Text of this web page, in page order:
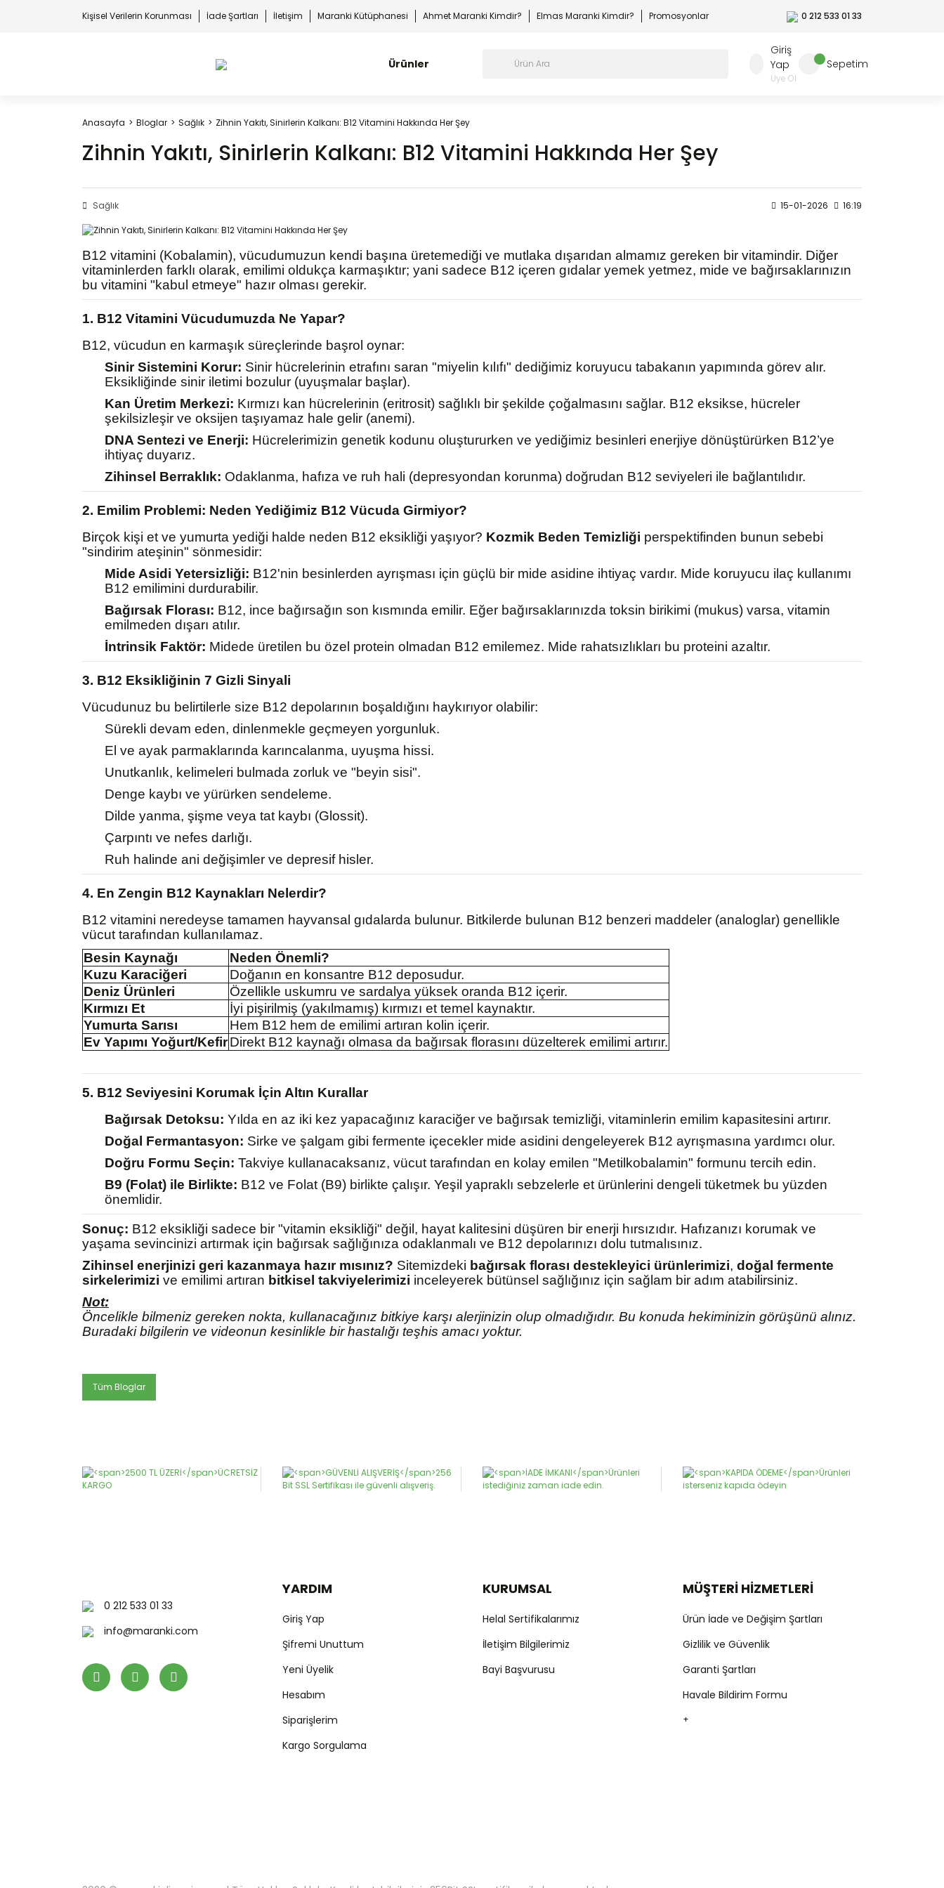
Kişisel Verilerin Korunması İade Şartları İletişim Maranki Kütüphanesi Ahmet Maranki Kimdir? Elmas Maranki Kimdir? Promosyonlar 0 212 533 01 33
Ürünler
Giriş
Yap
Üye Ol
Sepetim
Anasayfa Bloglar Sağlık Zihnin Yakıtı, Sinirlerin Kalkanı: B12 Vitamini Hakkında Her Şey
Zihnin Yakıtı, Sinirlerin Kalkanı: B12 Vitamini Hakkında Her Şey
Sağlık 15-01-2026 16:19
B12 vitamini (Kobalamin), vücudumuzun kendi başına üretemediği ve mutlaka dışarıdan almamız gereken bir vitamindir. Diğer
vitaminlerden farklı olarak, emilimi oldukça karmaşıktır; yani sadece B12 içeren gıdalar yemek yetmez, mide ve bağırsaklarınızın
bu vitamini "kabul etmeye" hazır olması gerekir.
1. B12 Vitamini Vücudumuzda Ne Yapar?
B12, vücudun en karmaşık süreçlerinde başrol oynar:
Sinir Sistemini Korur: Sinir hücrelerinin etrafını saran "miyelin kılıfı" dediğimiz koruyucu tabakanın yapımında görev alır.
Eksikliğinde sinir iletimi bozulur (uyuşmalar başlar).
Kan Üretim Merkezi: Kırmızı kan hücrelerinin (eritrosit) sağlıklı bir şekilde çoğalmasını sağlar. B12 eksikse, hücreler
şekilsizleşir ve oksijen taşıyamaz hale gelir (anemi).
DNA Sentezi ve Enerji: Hücrelerimizin genetik kodunu oluştururken ve yediğimiz besinleri enerjiye dönüştürürken B12’ye
ihtiyaç duyarız.
Zihinsel Berraklık: Odaklanma, hafıza ve ruh hali (depresyondan korunma) doğrudan B12 seviyeleri ile bağlantılıdır.
2. Emilim Problemi: Neden Yediğimiz B12 Vücuda Girmiyor?
Birçok kişi et ve yumurta yediği halde neden B12 eksikliği yaşıyor? Kozmik Beden Temizliği perspektifinden bunun sebebi
"sindirim ateşinin" sönmesidir:
Mide Asidi Yetersizliği: B12'nin besinlerden ayrışması için güçlü bir mide asidine ihtiyaç vardır. Mide koruyucu ilaç kullanımı
B12 emilimini durdurabilir.
Bağırsak Florası: B12, ince bağırsağın son kısmında emilir. Eğer bağırsaklarınızda toksin birikimi (mukus) varsa, vitamin
emilmeden dışarı atılır.
İntrinsik Faktör: Midede üretilen bu özel protein olmadan B12 emilemez. Mide rahatsızlıkları bu proteini azaltır.
3. B12 Eksikliğinin 7 Gizli Sinyali
Vücudunuz bu belirtilerle size B12 depolarının boşaldığını haykırıyor olabilir:
Sürekli devam eden, dinlenmekle geçmeyen yorgunluk.
El ve ayak parmaklarında karıncalanma, uyuşma hissi.
Unutkanlık, kelimeleri bulmada zorluk ve "beyin sisi".
Denge kaybı ve yürürken sendeleme.
Dilde yanma, şişme veya tat kaybı (Glossit).
Çarpıntı ve nefes darlığı.
Ruh halinde ani değişimler ve depresif hisler.
4. En Zengin B12 Kaynakları Nelerdir?
B12 vitamini neredeyse tamamen hayvansal gıdalarda bulunur. Bitkilerde bulunan B12 benzeri maddeler (analoglar) genellikle
vücut tarafından kullanılamaz.
Besin Kaynağı
Neden Önemli?
Kuzu Karaciğeri
Doğanın en konsantre B12 deposudur.
Deniz Ürünleri
Özellikle uskumru ve sardalya yüksek oranda B12 içerir.
Kırmızı Et
İyi pişirilmiş (yakılmamış) kırmızı et temel kaynaktır.
Yumurta Sarısı
Hem B12 hem de emilimi artıran kolin içerir.
Ev Yapımı Yoğurt/KefirDirekt B12 kaynağı olmasa da bağırsak florasını düzelterek emilimi artırır.
5. B12 Seviyesini Korumak İçin Altın Kurallar
Bağırsak Detoksu: Yılda en az iki kez yapacağınız karaciğer ve bağırsak temizliği, vitaminlerin emilim kapasitesini artırır.
Doğal Fermantasyon: Sirke ve şalgam gibi fermente içecekler mide asidini dengeleyerek B12 ayrışmasına yardımcı olur.
Doğru Formu Seçin: Takviye kullanacaksanız, vücut tarafından en kolay emilen "Metilkobalamin" formunu tercih edin.
B9 (Folat) ile Birlikte: B12 ve Folat (B9) birlikte çalışır. Yeşil yapraklı sebzelerle et ürünlerini dengeli tüketmek bu yüzden
önemlidir.
Sonuç: B12 eksikliği sadece bir "vitamin eksikliği" değil, hayat kalitesini düşüren bir enerji hırsızıdır. Hafızanızı korumak ve
yaşama sevincinizi artırmak için bağırsak sağlığınıza odaklanmalı ve B12 depolarınızı dolu tutmalısınız.
Zihinsel enerjinizi geri kazanmaya hazır mısınız? Sitemizdeki bağırsak florası destekleyici ürünlerimizi, doğal fermente
sirkelerimizi ve emilimi artıran bitkisel takviyelerimizi inceleyerek bütünsel sağlığınız için sağlam bir adım atabilirsiniz.
Not:
Öncelikle bilmeniz gereken nokta, kullanacağınız bitkiye karşı alerjinizin olup olmadığıdır. Bu konuda hekiminizin görüşünü alınız.
Buradaki bilgilerin ve videonun kesinlikle bir hastalığı teşhis amacı yoktur.
Tüm Bloglar
0 212 533 01 33
info@maranki.com
YARDIM
Giriş Yap
Şifremi Unuttum
Yeni Üyelik
Hesabım
Siparişlerim
Kargo Sorgulama
KURUMSAL
Helal Sertifikalarımız
İletişim Bilgilerimiz
Bayi Başvurusu
MÜŞTERİ HİZMETLERİ
Ürün İade ve Değişim Şartları
Gizlilik ve Güvenlik
Garanti Şartları
Havale Bildirim Formu
+